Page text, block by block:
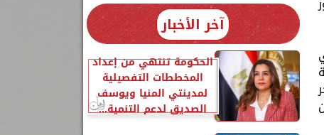
آخر الأخبار
الحكومة تنتهي من إعداد
المخططات التفصيلية
لمدينتي المنيا ويوسف
الصديق لدعم التنمية...